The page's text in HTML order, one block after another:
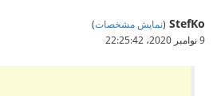
StefKo
(نمایش مشخصات)
9 نوامبر 2020،‏ 22:25:42